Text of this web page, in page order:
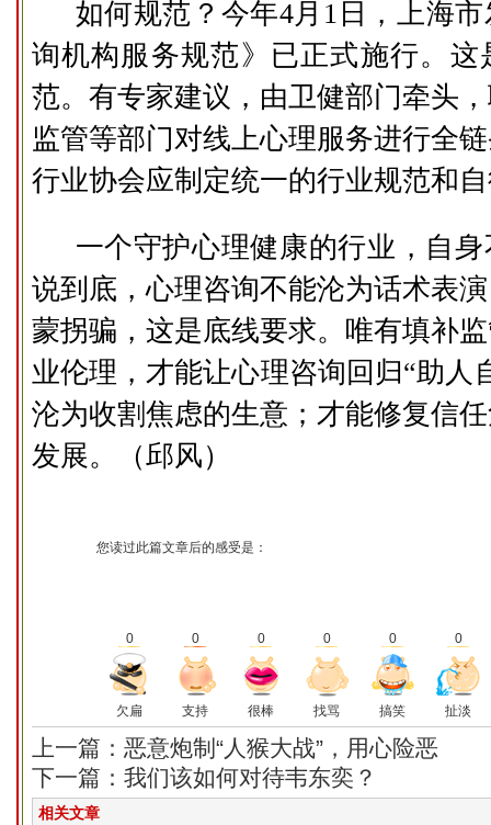
如何规范？今年4月1日，上海
询机构服务规范》已正式施行。这
范。有专家建议，由卫健部门牵头
监管等部门对线上心理服务进行全
行业协会应制定统一的行业规范和
一个守护心理健康的行业，自
说到底，心理咨询不能沦为话术表
蒙拐骗，这是底线要求。唯有填补
业伦理，才能让心理咨询回归“助人
沦为收割焦虑的生意；才能修复信
发展。（邱风）
您读过此篇文章后的感受是：
0 0 0 0 0 0
欠扁 支持 很棒 找骂 搞笑 扯淡
上一篇：恶意炮制“人猴大战”，用心险恶
下一篇：我们该如何对待韦东奕？
相关文章